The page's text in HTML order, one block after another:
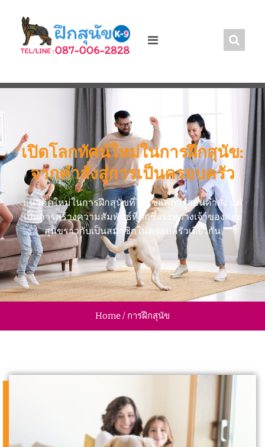
เปิดโลกทัศน์ใหม่ในการฝึกสุนัข:
จากคำสั่งสู่การเป็นครอบครัว
แนวคิดใหม่ในการฝึกสุนัขที่ไม่ใช่แค่การสอนคำสั่ง แต่
เป็นการสร้างความสัมพันธ์ที่ลึกซึ้งระหว่างเจ้าของและ
สุนัขราวกับเป็นสมาชิกในครอบครัวเดียวกัน
Home / การฝึกสุนัข